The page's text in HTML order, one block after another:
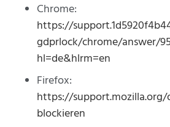
Chrome:
https://
gdprlock/chrome/answer/
hl=de&hlrm=en
Firefox:
https://
blockieren